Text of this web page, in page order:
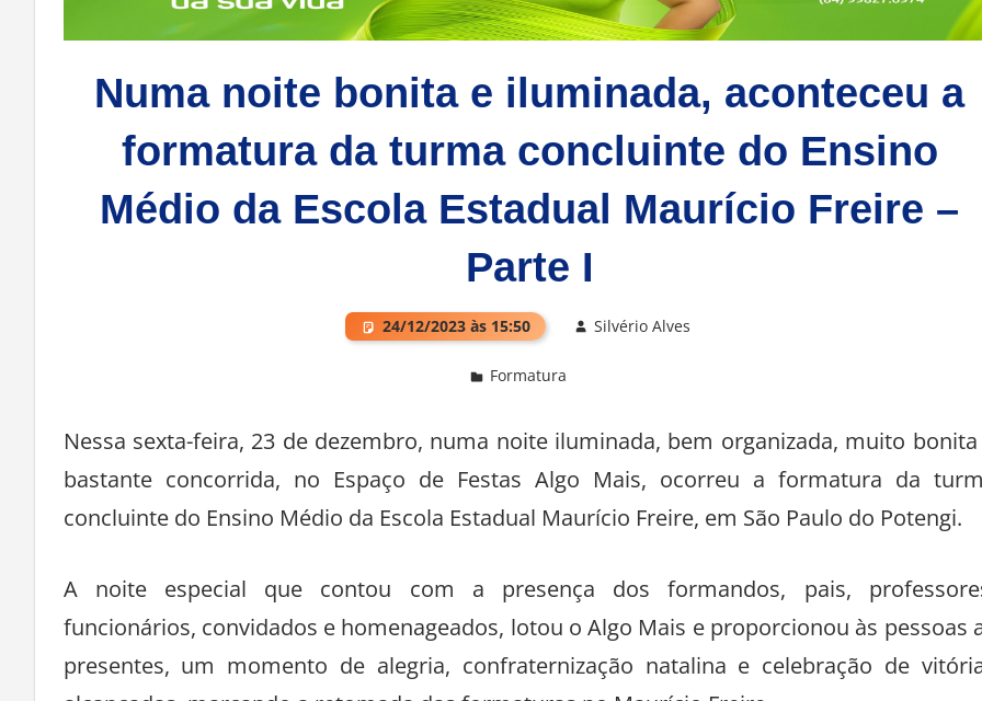
Numa noite bonita e iluminada, aconteceu a
formatura da turma concluinte do Ensino
Médio da Escola Estadual Maurício Freire –
Parte I
24/12/2023 às 15:50
Nessa sexta-feira, 23 de dezembro, numa noite iluminada, bem organizada, muito
bastante concorrida, no Espaço de Festas Algo Mais, ocorreu a formatura da
concluinte do Ensino Médio da Escola Estadual Maurício Freire, em São Paulo do Potengi.
A noite especial que contou com a presença dos formandos, pais,
funcionários, convidados e homenageados, lotou o Algo Mais e proporcionou às pessoas
presentes, um momento de alegria, confraternização natalina e celebração de